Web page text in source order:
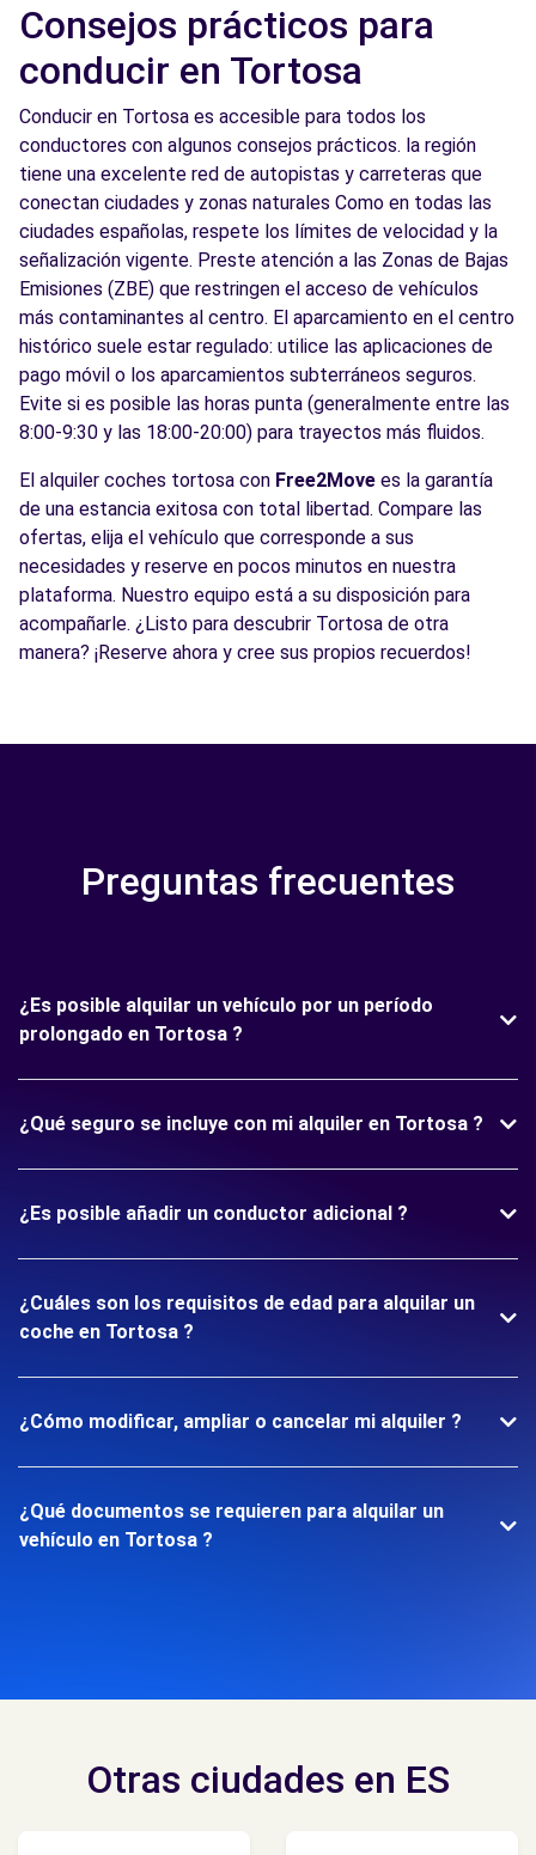
Consejos prácticos para
conducir en Tortosa
Conducir en Tortosa es accesible para todos los
conductores con algunos consejos prácticos. la región
tiene una excelente red de autopistas y carreteras que
conectan ciudades y zonas naturales Como en todas las
ciudades españolas, respete los límites de velocidad y la
señalización vigente. Preste atención a las Zonas de Bajas
Emisiones (ZBE) que restringen el acceso de vehículos
más contaminantes al centro. El aparcamiento en el centro
histórico suele estar regulado: utilice las aplicaciones de
pago móvil o los aparcamientos subterráneos seguros.
Evite si es posible las horas punta (generalmente entre las
8:00-9:30 y las 18:00-20:00) para trayectos más fluidos.
El alquiler coches tortosa con Free2Move es la garantía
de una estancia exitosa con total libertad. Compare las
ofertas, elija el vehículo que corresponde a sus
necesidades y reserve en pocos minutos en nuestra
plataforma. Nuestro equipo está a su disposición para
acompañarle. ¿Listo para descubrir Tortosa de otra
manera? ¡Reserve ahora y cree sus propios recuerdos!
Preguntas frecuentes
¿Es posible alquilar un vehículo por un período
prolongado en Tortosa ?
¿Qué seguro se incluye con mi alquiler en Tortosa ?
¿Es posible añadir un conductor adicional ?
¿Cuáles son los requisitos de edad para alquilar un
coche en Tortosa ?
¿Cómo modificar, ampliar o cancelar mi alquiler ?
¿Qué documentos se requieren para alquilar un
vehículo en Tortosa ?
Otras ciudades en ES